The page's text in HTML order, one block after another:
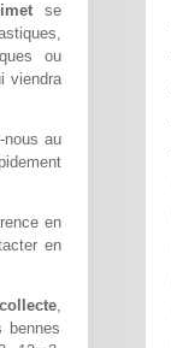
se
ou
viendra
au
en
en
,
bennes